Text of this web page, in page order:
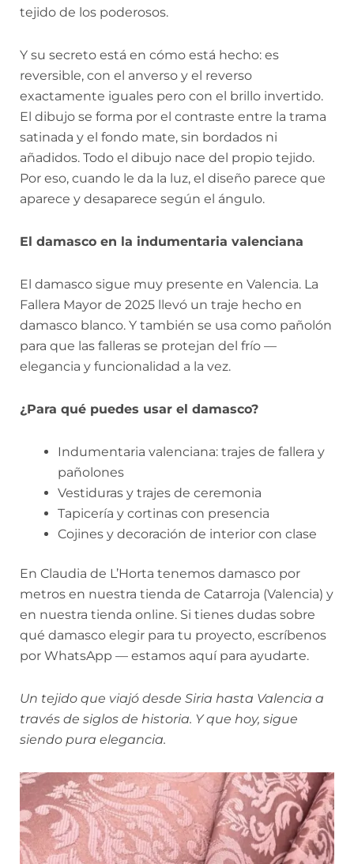
tejido de los poderosos.
Y su secreto está en cómo está hecho: es
reversible, con el anverso y el reverso
exactamente iguales pero con el brillo invertido.
El dibujo se forma por el contraste entre la trama
satinada y el fondo mate, sin bordados ni
añadidos. Todo el dibujo nace del propio tejido.
Por eso, cuando le da la luz, el diseño parece que
aparece y desaparece según el ángulo.
El damasco en la indumentaria valenciana
El damasco sigue muy presente en Valencia. La
Fallera Mayor de 2025 llevó un traje hecho en
damasco blanco. Y también se usa como pañolón
para que las falleras se protejan del frío —
elegancia y funcionalidad a la vez.
¿Para qué puedes usar el damasco?
Indumentaria valenciana: trajes de fallera y
pañolones
Vestiduras y trajes de ceremonia
Tapicería y cortinas con presencia
Cojines y decoración de interior con clase
En Claudia de L’Horta tenemos damasco por
metros en nuestra tienda de Catarroja (Valencia) y
en nuestra tienda online. Si tienes dudas sobre
qué damasco elegir para tu proyecto, escríbenos
por WhatsApp — estamos aquí para ayudarte.
Un tejido que viajó desde Siria hasta Valencia a
través de siglos de historia. Y que hoy, sigue
siendo pura elegancia.